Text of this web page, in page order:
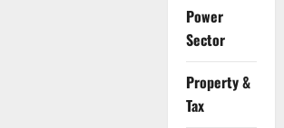
Power
Sector
Property &
Tax